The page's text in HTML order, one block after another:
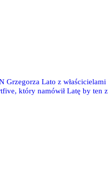
Grzegorza Lato z
który namówił Latę by ten